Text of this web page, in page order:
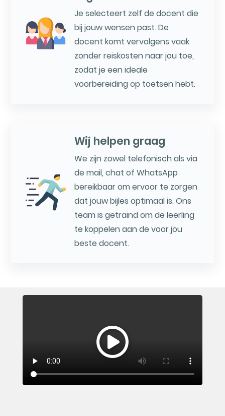
Je selecteert zelf de docent die
bij jouw wensen past. De
docent komt vervolgens vaak
zonder reiskosten naar jou toe,
zodat je een ideale
voorbereiding op toetsen hebt.
Wij helpen graag
We zijn zowel telefonisch als via
de mail, chat of WhatsApp
bereikbaar om ervoor te zorgen
dat jouw bijles optimaal is. Ons
team is getraind om de leerling
te koppelen aan de voor jou
beste docent.